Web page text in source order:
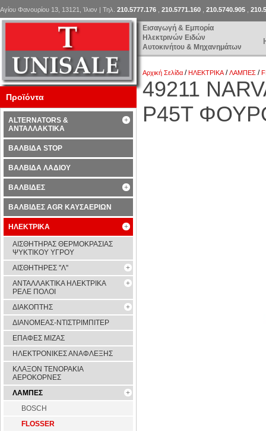
Εισαγωγή & Εμπορία
Ηλεκτρινών Ειδών
Αυτοκινήτου & Μηχανημάτων
Αγίου Φανουρίου 13, 13121, Ίλιον | Τηλ. 210.5777.176 210.5771.160 210.5740.905
Αρχική Σελίδα /ΗΛΕΚΤΡΙΚΑ/ΛΑΜΠΕΣ /
49211
P45T
Προϊόντα
ALTERNATORS &
ΑΝΤΑΛΛΑΚΤΙΚΑ
ΒΑΛΒΙΔΑ STOP
ΒΑΛΒΙΔΑ ΛΑΔΙΟΥ
ΒΑΛΒΙΔΕΣ
ΒΑΛΒΙΔΕΣ AGR ΚΑΥΣΑΕΡΙΩΝ
ΗΛΕΚΤΡΙΚΑ
ΑΙΣΘΗΤΗΡΑΣ ΘΕΡΜΟΚΡΑΣΙΑΣ
ΨΥΚΤΙΚΟΥ ΥΓΡΟΥ
ΑΙΣΘΗΤΗΡΕΣ ''Λ''
ΑΝΤΑΛΛΑΚΤΙΚΑ ΗΛΕΚΤΡΙΚΑ
ΡΕΛΕ ΠΟΛΟΙ
ΔΙΑΚΟΠΤΗΣ
ΔΙΑΝΟΜΕΑΣ-ΝΤΙΣΤΡΙΜΠΙΤΕΡ
ΕΠΑΦΕΣ ΜΙΖΑΣ
ΗΛΕΚΤΡΟΝΙΚΕΣ ΑΝΑΦΛΕΞΗΣ
ΚΛΑΞΟΝ ΤΕΝΟΡΑΚΙΑ
ΑΕΡΟΚΟΡΝΕΣ
ΛΑΜΠΕΣ
BOSCH
FLOSSER